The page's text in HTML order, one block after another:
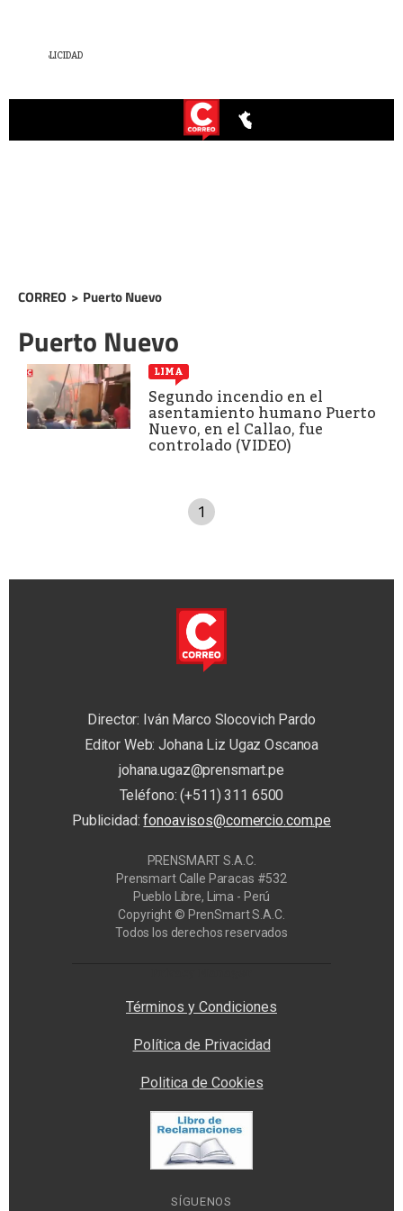
CORREO > Puerto Nuevo
Puerto Nuevo
LIMA
Segundo incendio en el
asentamiento humano Puerto
Nuevo, en el Callao, fue
controlado (VIDEO)
1
Director: Iván Marco Slocovich Pardo
Editor Web: Johana Liz Ugaz Oscanoa
johana.ugaz@prensmart.pe
Teléfono: (+511) 311 6500
Publicidad:fonoavisos@comercio.com.pe
PRENSMART S.A.C.
Prensmart Calle Paracas #532
Pueblo Libre, Lima - Perú
Copyright © PrenSmart S.A.C.
Todos los derechos reservados
Términos y Condiciones
Política de Privacidad
Politica de Cookies
SÍGUENOS